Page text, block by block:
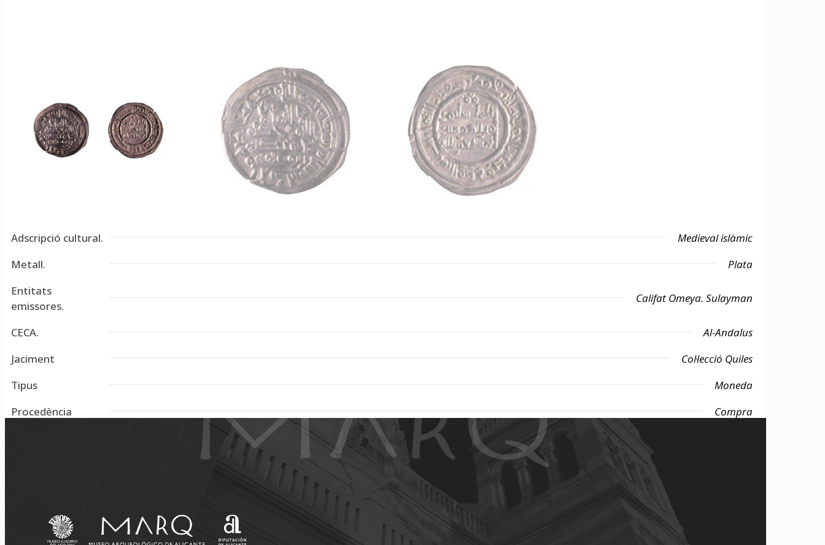
Adscripció cultural.
Medieval islàmic
Metall.
Plata
Entitats
emissores.
Califat Omeya. Sulayman
CECA.
Al-Andalus
Jaciment
Col·lecció Quiles
Tipus
Moneda
Procedència
Compra